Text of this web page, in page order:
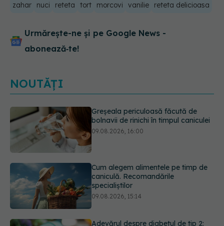
zahar nuci reteta tort morcovi vanilie reteta delicioasa
Urmărește-ne și pe Google News -
abonează‑te!
NOUTĂȚI
Cum alegem alimentele pe timp de
caniculă. Recomandările
specialiștilor
Adevărul despre diabetul de tip 2:
ce greșeli fac majoritatea oamenilor.
5 mituri demontate de medici